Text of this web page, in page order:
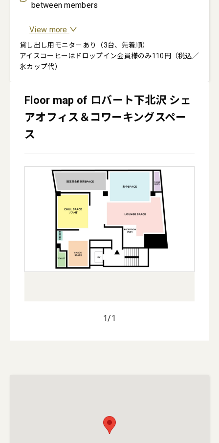
between members
View more
貸し出し用モニターあり（3台、先着順）
アイスコーヒーはドロップイン会員様のみ110円（税込／
氷カップ代）
Floor map of ロバート下北沢 シェ
アオフィス＆コワーキングスペー
ス
1/1